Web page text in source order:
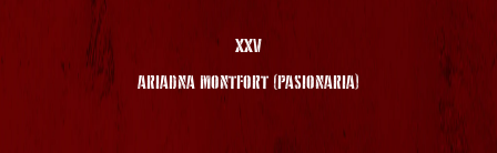
XXV
ARIADNA MONTFORT (PASIONARIA)